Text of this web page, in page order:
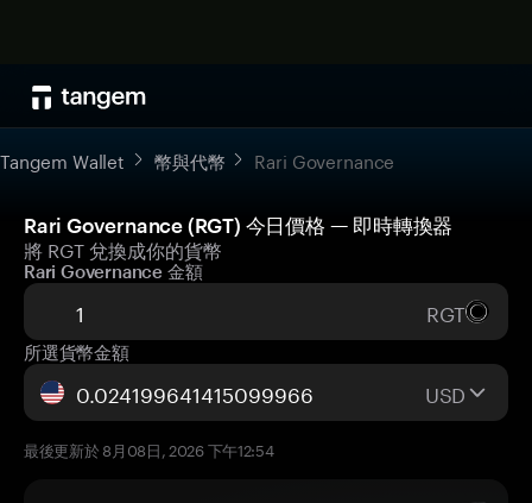
Tangem Wallet 幣與代幣 Rari Governance
Rari Governance (RGT) 今日價格 — 即時轉換器
將 RGT 兌換成你的貨幣
Rari Governance 金額
RGT
所選貨幣金額
USD
最後更新於 8月08日, 2026 下午12:54